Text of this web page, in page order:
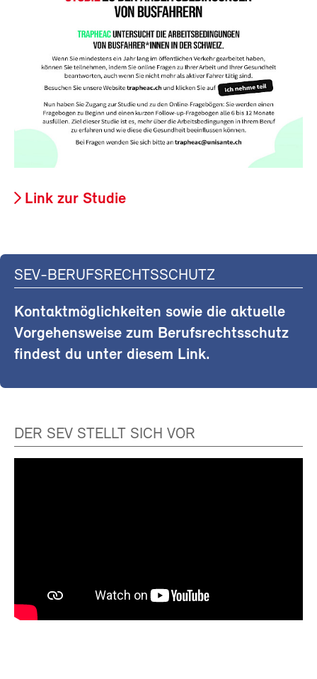
Link zur Studie
SEV-BERUFSRECHTSSCHUTZ
Kontaktmöglichkeiten sowie die aktuelle
Vorgehensweise zum Berufsrechtsschutz
findest du unter diesem Link.
DER SEV STELLT SICH VOR